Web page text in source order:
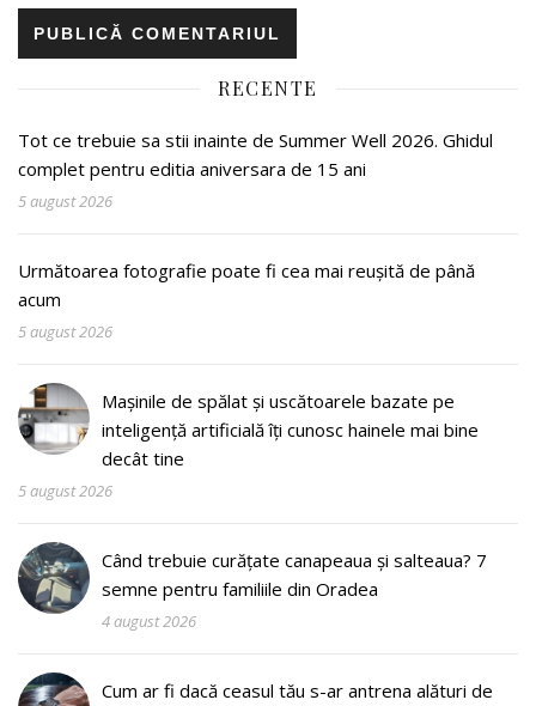
RECENTE
Tot ce trebuie sa stii inainte de Summer Well 2026. Ghidul
complet pentru editia aniversara de 15 ani
5 august 2026
Următoarea fotografie poate fi cea mai reușită de până
acum
5 august 2026
Mașinile de spălat și uscătoarele bazate pe
inteligență artificială îți cunosc hainele mai bine
decât tine
5 august 2026
Când trebuie curățate canapeaua și salteaua? 7
semne pentru familiile din Oradea
4 august 2026
Cum ar fi dacă ceasul tău s-ar antrena alături de